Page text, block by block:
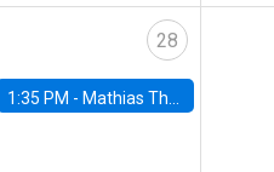
28
1:35 PM - Mathias Thoenig, University of Lausanne